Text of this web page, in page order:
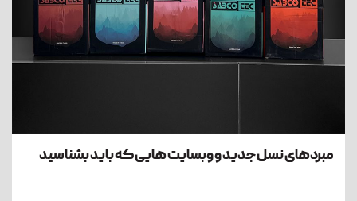
مبردهای نسل جدید و وبسایت هایی که باید بشناسید